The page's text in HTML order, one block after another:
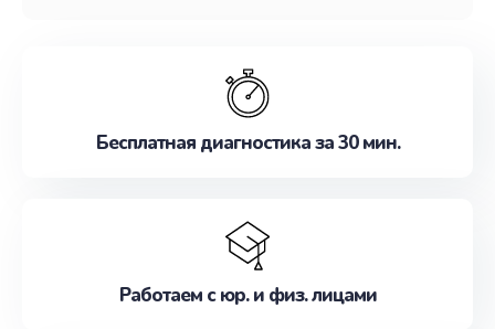
Бесплатная диагностика за 30 мин.
Работаем с юр. и физ. лицами